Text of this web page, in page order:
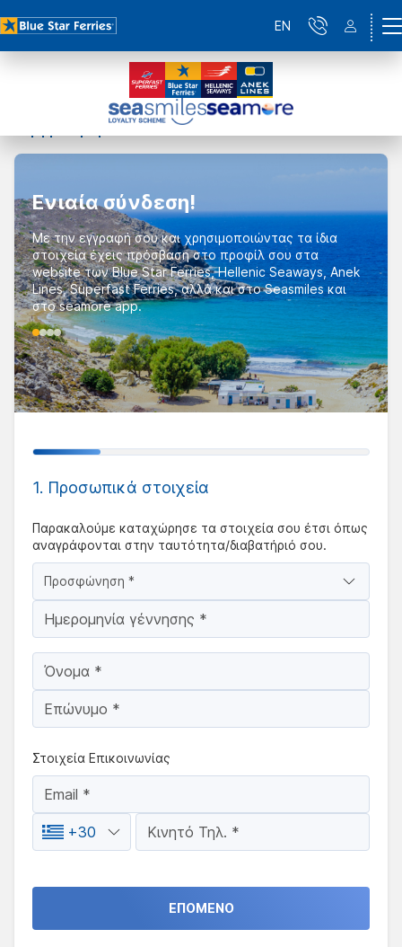
EN
Ενιαία σύνδεση!
Με την εγγραφή σου και χρησιμοποιώντας τα ίδια
στοιχεία έχεις πρόσβαση στο προφίλ σου στα
website των Blue Star Ferries, Hellenic Seaways, Anek
Lines, Superfast Ferries, αλλά και στο Seasmiles και
στο seamore app.
1. Προσωπικά στοιχεία
Παρακαλούμε καταχώρησε τα στοιχεία σου έτσι όπως
αναγράφονται στην ταυτότητα/διαβατήριό σου.
Προσφώνηση *
Στοιχεία Επικοινωνίας
ΕΠΟΜΕΝΟ